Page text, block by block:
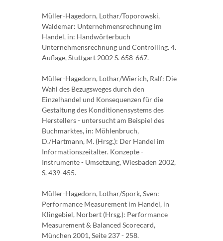
Müller-Hagedorn, Lothar/Toporowski,
Waldemar: Unternehmensrechnung im
Handel, in: Handwörterbuch
Unternehmensrechnung und Controlling. 4.
Auflage, Stuttgart 2002 S. 658-667.
Müller-Hagedorn, Lothar/Wierich, Ralf: Die
Wahl des Bezugsweges durch den
Einzelhandel und Konsequenzen für die
Gestaltung des Konditionensystems des
Herstellers - untersucht am Beispiel des
Buchmarktes, in: Möhlenbruch,
D./Hartmann, M. (Hrsg.): Der Handel im
Informationszeitalter. Konzepte -
Instrumente - Umsetzung, Wiesbaden 2002,
S. 439-455.
Müller-Hagedorn, Lothar/Spork, Sven:
Performance Measurement im Handel, in
Klingebiel, Norbert (Hrsg.): Performance
Measurement & Balanced Scorecard,
München 2001, Seite 237 - 258.